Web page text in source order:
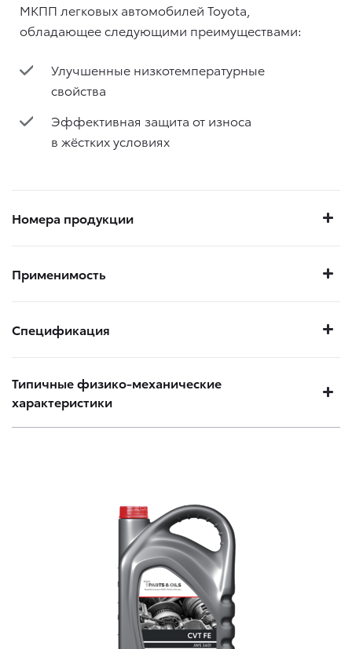
МКПП легковых автомобилей Toyota,
обладающее следующими преимуществами:
Улучшенные низкотемпературные
свойства
Эффективная защита от износа
в жёстких условиях
Номера продукции
Применимость
Спецификация
Типичные физико-механические
характеристики